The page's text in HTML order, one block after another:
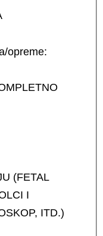
opreme:
(FETAL
I
ITD.)